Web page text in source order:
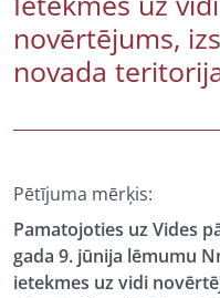
novērtējums,
novada
Pētījuma mērķis:
Pamatojoties uz Vides
gada 9. jūnija lēmumu
ietekmes uz vidi